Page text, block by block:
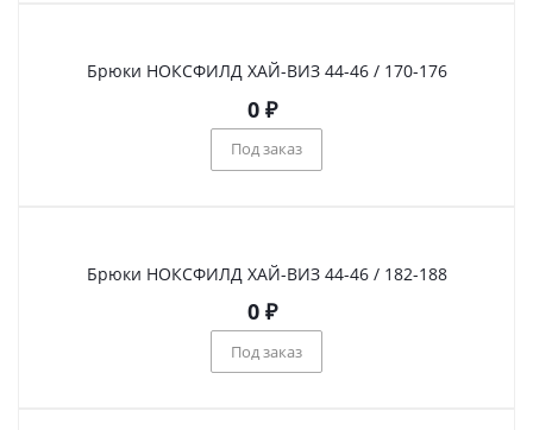
Брюки НОКСФИЛД ХАЙ-ВИЗ 44-46 / 170-176
0 ₽
Под заказ
Брюки НОКСФИЛД ХАЙ-ВИЗ 44-46 / 182-188
0 ₽
Под заказ